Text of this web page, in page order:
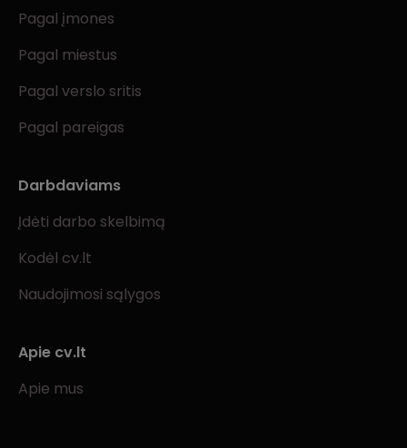
Pagal įmones
Pagal miestus
Pagal verslo sritis
Pagal pareigas
Darbdaviams
Įdėti darbo skelbimą
Kodėl cv.lt
Naudojimosi sąlygos
Apie cv.lt
Apie mus